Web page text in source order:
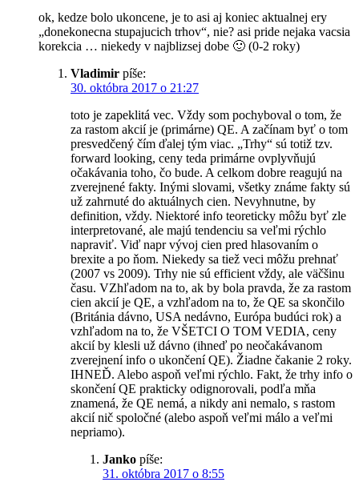
ok, kedze bolo ukoncene, je to asi aj koniec aktualnej ery
„donekonecna stupajucich trhov“, nie? asi pride nejaka vacsia
korekcia … niekedy v najblizsej dobe 🙂 (0-2 roky)
Vladimir píše:
30. októbra 2017 o 21:27
toto je zapeklitá vec. Vždy som pochyboval o tom, že
za rastom akcií je (primárne) QE. A začínam byť o tom
presvedčený čím ďalej tým viac. „Trhy“ sú totiž tzv.
forward looking, ceny teda primárne ovplyvňujú
očakávania toho, čo bude. A celkom dobre reagujú na
zverejnené fakty. Inými slovami, všetky známe fakty sú
už zahrnuté do aktuálnych cien. Nevyhnutne, by
definition, vždy. Niektoré info teoreticky môžu byť zle
interpretované, ale majú tendenciu sa veľmi rýchlo
napraviť. Viď napr vývoj cien pred hlasovaním o
brexite a po ňom. Niekedy sa tiež veci môžu prehnať
(2007 vs 2009). Trhy nie sú efficient vždy, ale väčšinu
času. VZhľadom na to, ak by bola pravda, že za rastom
cien akcií je QE, a vzhľadom na to, že QE sa skončilo
(Británia dávno, USA nedávno, Európa budúci rok) a
vzhľadom na to, že VŠETCI O TOM VEDIA, ceny
akcií by klesli už dávno (ihneď po neočakávanom
zverejnení info o ukončení QE). Žiadne čakanie 2 roky.
IHNEĎ. Alebo aspoň veľmi rýchlo. Fakt, že trhy info o
skončení QE prakticky odignorovali, podľa mňa
znamená, že QE nemá, a nikdy ani nemalo, s rastom
akcií nič spoločné (alebo aspoň veľmi málo a veľmi
nepriamo).
Janko píše:
31. októbra 2017 o 8:55